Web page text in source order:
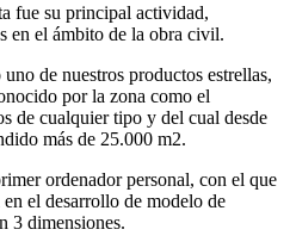
fue su principal actividad,
en el ámbito de la obra civil.
de nuestros productos estrellas,
por la zona como el
de cualquier tipo y del cual desde
más de 25.000 m2.
ordenador personal, con el que
el desarrollo de modelo de
3 dimensiones.